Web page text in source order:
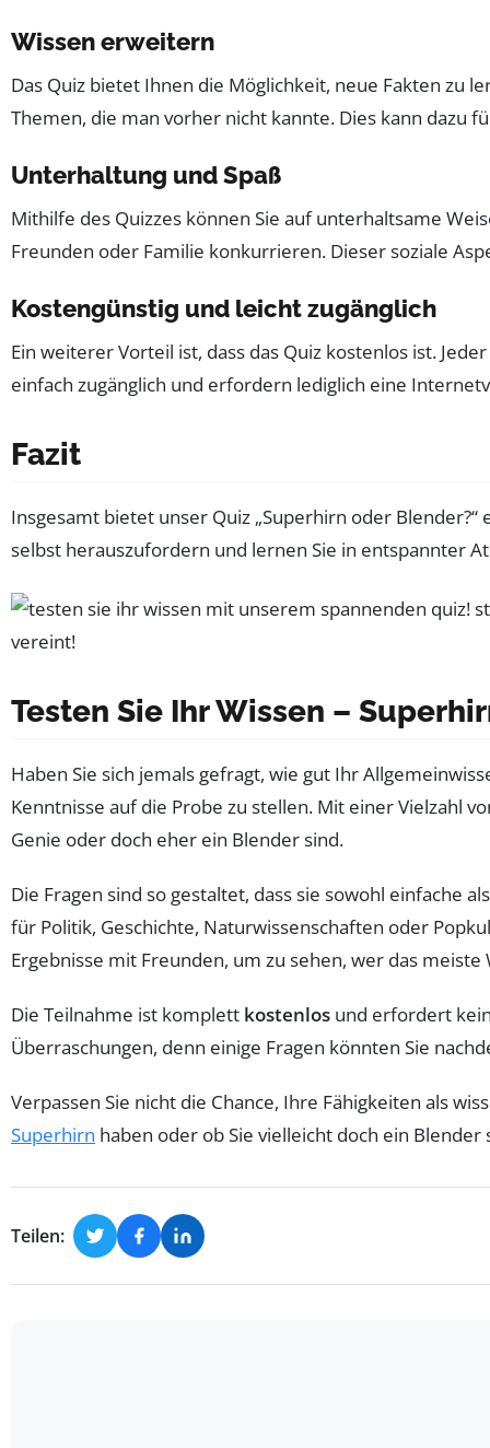
Wissen erweitern
Das Quiz bietet Ihnen die Möglichkeit, neue Fakten zu
Themen, die man vorher nicht kannte. Dies kann dazu
Unterhaltung und Spaß
Mithilfe des Quizzes können Sie auf unterhaltsame
Freunden oder Familie konkurrieren. Dieser soziale
Kostengünstig und leicht zugänglich
Ein weiterer Vorteil ist, dass das Quiz kostenlos ist.
einfach zugänglich und erfordern lediglich eine
Fazit
Insgesamt bietet unser Quiz „Superhirn oder
selbst herauszufordern und lernen Sie in entspannter
Testen Sie Ihr Wissen –
Haben Sie sich jemals gefragt, wie gut Ihr
Kenntnisse auf die Probe zu stellen. Mit einer Vielzahl
Genie oder doch eher ein Blender sind.
Die Fragen sind so gestaltet, dass sie sowohl einfache
für Politik, Geschichte, Naturwissenschaften oder
Ergebnisse mit Freunden, um zu sehen, wer das meiste
Die Teilnahme ist komplett kostenlos und erfordert
Überraschungen, denn einige Fragen könnten Sie
Verpassen Sie nicht die Chance, Ihre Fähigkeiten als
Superhirn haben oder ob Sie vielleicht doch ein
Teilen: